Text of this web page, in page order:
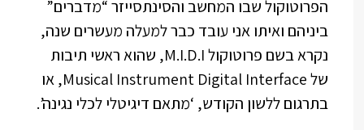
הפרוטוקול שבו המחשב והסינתסייזר “מדברים”
ביניהם ואיתו אני עובד כבר למעלה מעשרים שנה,
נקרא בשם פרוטוקול M.I.D.I, שהוא ראשי תיבות
של Musical Instrument Digital Interface, או
בתרגום ללשון הקודש, ‘מתאם דיגיטלי לכלי נגינה’.